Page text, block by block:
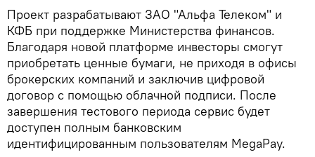
Проект разрабатывают ЗАО "Альфа Телеком" и
КФБ при поддержке Министерства финансов.
Благодаря новой платформе инвесторы смогут
приобретать ценные бумаги, не приходя в офисы
брокерских компаний и заключив цифровой
договор с помощью облачной подписи. После
завершения тестового периода сервис будет
доступен полным банковским
идентифицированным пользователям MegaPay.